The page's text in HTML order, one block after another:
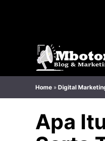
Home » Digital
Apa